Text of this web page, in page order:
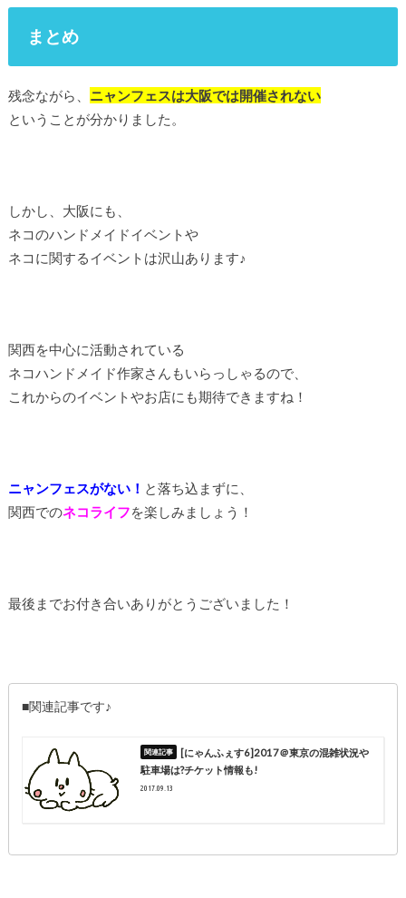
まとめ
残念ながら、 ニャンフェスは大阪では開催されない
ということが分かりました。
しかし、大阪にも、
ネコのハンドメイドイベントや
ネコに関するイベントは沢山あります♪
関西を中心に活動されている
ネコハンドメイド作家さんもいらっしゃるので、
これからのイベントやお店にも期待できますね！
ニャンフェスがない！ と落ち込まずに、
関西でのネコライフを楽しみましょう！
最後までお付き合いありがとうございました！
■関連記事です♪
[にゃんふぇす6]2017＠東京の混雑状況や
駐車場は?チケット情報も!
2017.09.13